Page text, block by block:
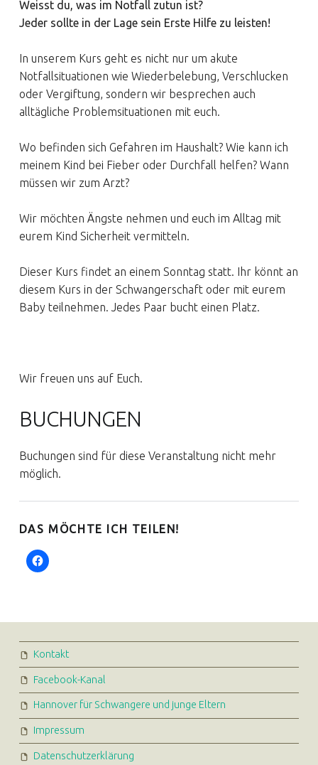
Weisst du, was im Notfall zutun ist?
Jeder sollte in der Lage sein Erste Hilfe zu leisten!
In unserem Kurs geht es nicht nur um akute
Notfallsituationen wie Wiederbelebung, Verschlucken
oder Vergiftung, sondern wir besprechen auch
alltägliche Problemsituationen mit euch.
Wo befinden sich Gefahren im Haushalt? Wie kann ich
meinem Kind bei Fieber oder Durchfall helfen? Wann
müssen wir zum Arzt?
Wir möchten Ängste nehmen und euch im Alltag mit
eurem Kind Sicherheit vermitteln.
Dieser Kurs findet an einem Sonntag statt. Ihr könnt an
diesem Kurs in der Schwangerschaft oder mit eurem
Baby teilnehmen. Jedes Paar bucht einen Platz.
Wir freuen uns auf Euch.
BUCHUNGEN
Buchungen sind für diese Veranstaltung nicht mehr
möglich.
DAS MÖCHTE ICH TEILEN!
FOOTER SIDEBAR
Kontakt
Facebook-Kanal
Hannover für Schwangere und junge Eltern
Impressum
Datenschutzerklärung